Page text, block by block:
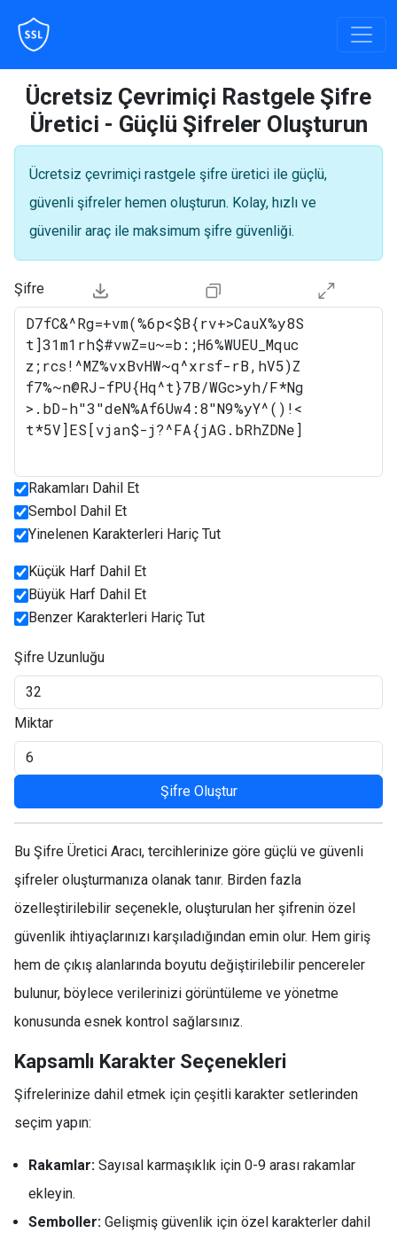
Ücretsiz Çevrimiçi Rastgele Şifre
Üretici - Güçlü Şifreler Oluşturun
Ücretsiz çevrimiçi rastgele şifre üretici ile güçlü,
güvenli şifreler hemen oluşturun. Kolay, hızlı ve
güvenilir araç ile maksimum şifre güvenliği.
Şifre
Rakamları Dahil Et
Sembol Dahil Et
Yinelenen Karakterleri Hariç Tut
Küçük Harf Dahil Et
Büyük Harf Dahil Et
Benzer Karakterleri Hariç Tut
Şifre Uzunluğu
Miktar
Şifre Oluştur
Bu Şifre Üretici Aracı, tercihlerinize göre güçlü ve güvenli
şifreler oluşturmanıza olanak tanır. Birden fazla
özelleştirilebilir seçenekle, oluşturulan her şifrenin özel
güvenlik ihtiyaçlarınızı karşıladığından emin olur. Hem giriş
hem de çıkış alanlarında boyutu değiştirilebilir pencereler
bulunur, böylece verilerinizi görüntüleme ve yönetme
konusunda esnek kontrol sağlarsınız.
Kapsamlı Karakter Seçenekleri
Şifrelerinize dahil etmek için çeşitli karakter setlerinden
seçim yapın:
Rakamlar: Sayısal karmaşıklık için 0-9 arası rakamlar
ekleyin.
Semboller: Gelişmiş güvenlik için özel karakterler dahil